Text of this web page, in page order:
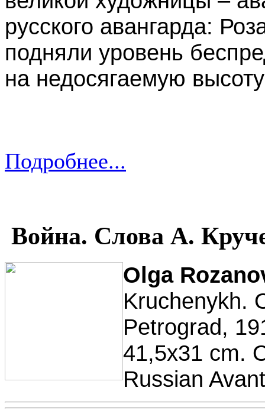
русского авангарда:
подняли уровень
на недосягаемую
Подробнее...
Война. Слова А.
Olga
Kruchenykh.
Petrograd,
41,5х31 cm.
Russian